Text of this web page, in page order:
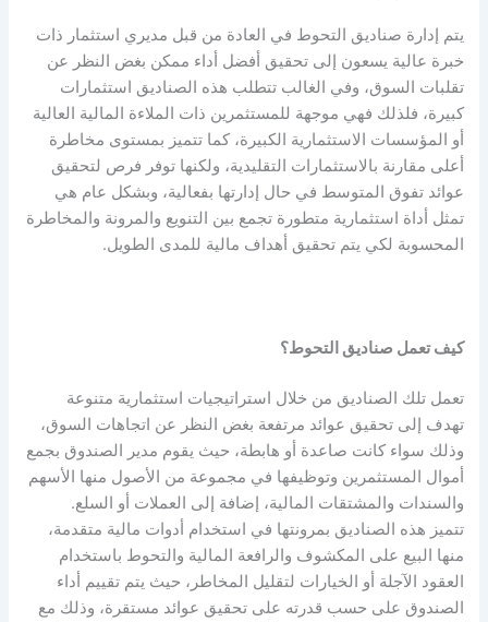
يتم إدارة صناديق التحوط في العادة من قبل مديري استثمار ذات
خبرة عالية يسعون إلى تحقيق أفضل أداء ممكن بغض النظر عن
تقلبات السوق، وفي الغالب تتطلب هذه الصناديق استثمارات
كبيرة، فلذلك فهي موجهة للمستثمرين ذات الملاءة المالية العالية
أو المؤسسات الاستثمارية الكبيرة، كما تتميز بمستوى مخاطرة
أعلى مقارنة بالاستثمارات التقليدية، ولكنها توفر فرص لتحقيق
عوائد تفوق المتوسط في حال إدارتها بفعالية، وبشكل عام هي
تمثل أداة استثمارية متطورة تجمع بين التنويع والمرونة والمخاطرة
المحسوبة لكي يتم تحقيق أهداف مالية للمدى الطويل.
كيف تعمل صناديق التحوط؟
تعمل تلك الصناديق من خلال استراتيجيات استثمارية متنوعة
تهدف إلى تحقيق عوائد مرتفعة بغض النظر عن اتجاهات السوق،
وذلك سواء كانت صاعدة أو هابطة، حيث يقوم مدير الصندوق بجمع
أموال المستثمرين وتوظيفها في مجموعة من الأصول منها الأسهم
والسندات والمشتقات المالية، إضافة إلى العملات أو السلع.
تتميز هذه الصناديق بمرونتها في استخدام أدوات مالية متقدمة،
منها البيع على المكشوف والرافعة المالية والتحوط باستخدام
العقود الآجلة أو الخيارات لتقليل المخاطر، حيث يتم تقييم أداء
الصندوق على حسب قدرته على تحقيق عوائد مستقرة، وذلك مع